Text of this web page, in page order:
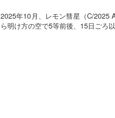
2025年10月、レモン彗星（C/2025
ら明け方の空で5等前後、15日ごろ